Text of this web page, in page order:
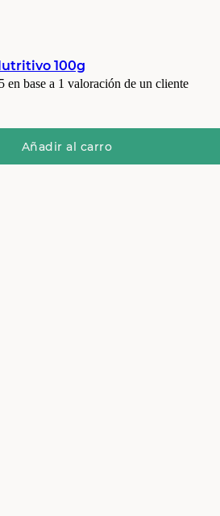
100g
en base a 1 valoración de un cliente
Añadir al carro